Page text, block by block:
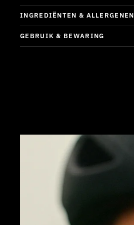
INGREDIËNTEN & ALLERGENEN
GEBRUIK & BEWARING